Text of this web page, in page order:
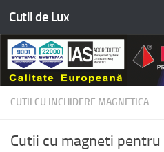
Skip to content
Cutii de Lux
CUTII CU INCHIDERE MAGNETICA
Cutii cu magneti